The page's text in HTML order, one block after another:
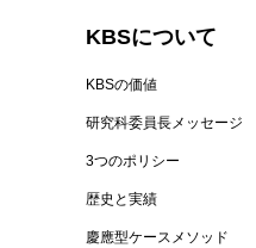
KBSについて
KBSの価値
研究科委員長メッセージ
3つのポリシー
歴史と実績
慶應型ケースメソッド